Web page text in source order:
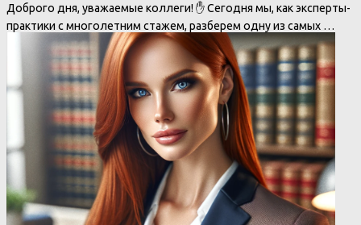
Доброго дня, уважаемые коллеги! ✋ Сегодня мы, как эксперты-
практики с многолетним стажем, разберем одну из самых …